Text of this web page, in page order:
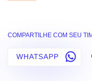
COMPARTILHE COM SEU
WHATSAPP